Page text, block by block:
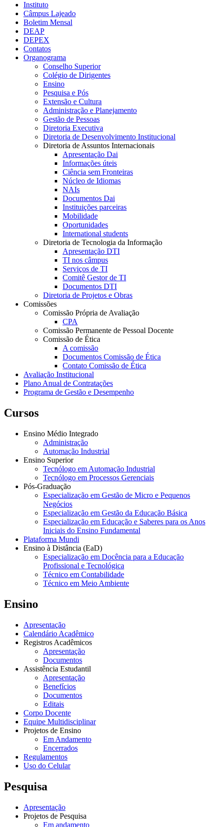
Instituto
Câmpus Lajeado
Boletim Mensal
DEAP
DEPEX
Contatos
Organograma
Conselho Superior
Colégio de Dirigentes
Ensino
Pesquisa e Pós
Extensão e Cultura
Administração e Planejamento
Gestão de Pessoas
Diretoria Executiva
Diretoria de Desenvolvimento Institucional
Diretoria de Assuntos Internacionais
Apresentação Dai
Informações úteis
Ciência sem Fronteiras
Núcleo de Idiomas
NAIs
Documentos Dai
Instituições parceiras
Mobilidade
Oportunidades
International students
Diretoria de Tecnologia da Informação
Apresentação DTI
TI nos câmpus
Serviços de TI
Comitê Gestor de TI
Documentos DTI
Diretoria de Projetos e Obras
Comissões
Comissão Própria de Avaliação
CPA
Comissão Permanente de Pessoal Docente
Comissão de Ética
A comissão
Documentos Comissão de Ética
Contato Comissão de Ética
Avaliação Institucional
Plano Anual de Contratações
Programa de Gestão e Desempenho
Cursos
Ensino Médio Integrado
Administração
Automação Industrial
Ensino Superior
Tecnólogo em Automação Industrial
Tecnólogo em Processos Gerenciais
Pós-Graduação
Especialização em Gestão de Micro e Pequenos
Negócios
Especialização em Gestão da Educação Básica
Especialização em Educação e Saberes para os Anos
Iniciais do Ensino Fundamental
Plataforma Mundi
Ensino à Distância (EaD)
Especialização em Docência para a Educação
Profissional e Tecnológica
Técnico em Contabilidade
Técnico em Meio Ambiente
Ensino
Apresentação
Calendário Acadêmico
Registros Acadêmicos
Apresentação
Documentos
Assistência Estudantil
Apresentação
Benefícios
Documentos
Editais
Corpo Docente
Equipe Multidisciplinar
Projetos de Ensino
Em Andamento
Encerrados
Regulamentos
Uso do Celular
Pesquisa
Apresentação
Projetos de Pesquisa
Em andamento